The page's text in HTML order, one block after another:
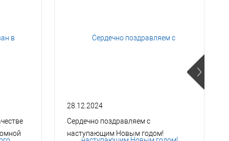
28.12.2024
Сердечно поздравляем с
наступающим Новым годом!